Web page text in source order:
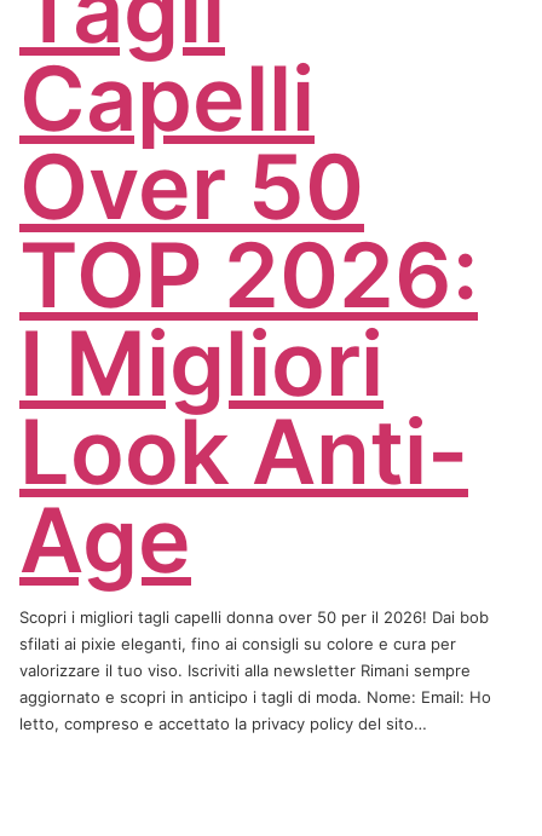
Capelli
Over 50
TOP 2026:
I Migliori
Look Anti-
Age
Scopri i migliori tagli capelli donna over 50 per il 2026! Dai bob
sfilati ai pixie eleganti, fino ai consigli su colore e cura per
valorizzare il tuo viso. Iscriviti alla newsletter Rimani sempre
aggiornato e scopri in anticipo i tagli di moda. Nome: Email: Ho
letto, compreso e accettato la privacy policy del sito…